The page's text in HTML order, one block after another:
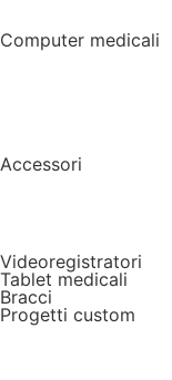
Computer medicali
Accessori
Videoregistratori
Tablet medicali
Bracci
Progetti custom